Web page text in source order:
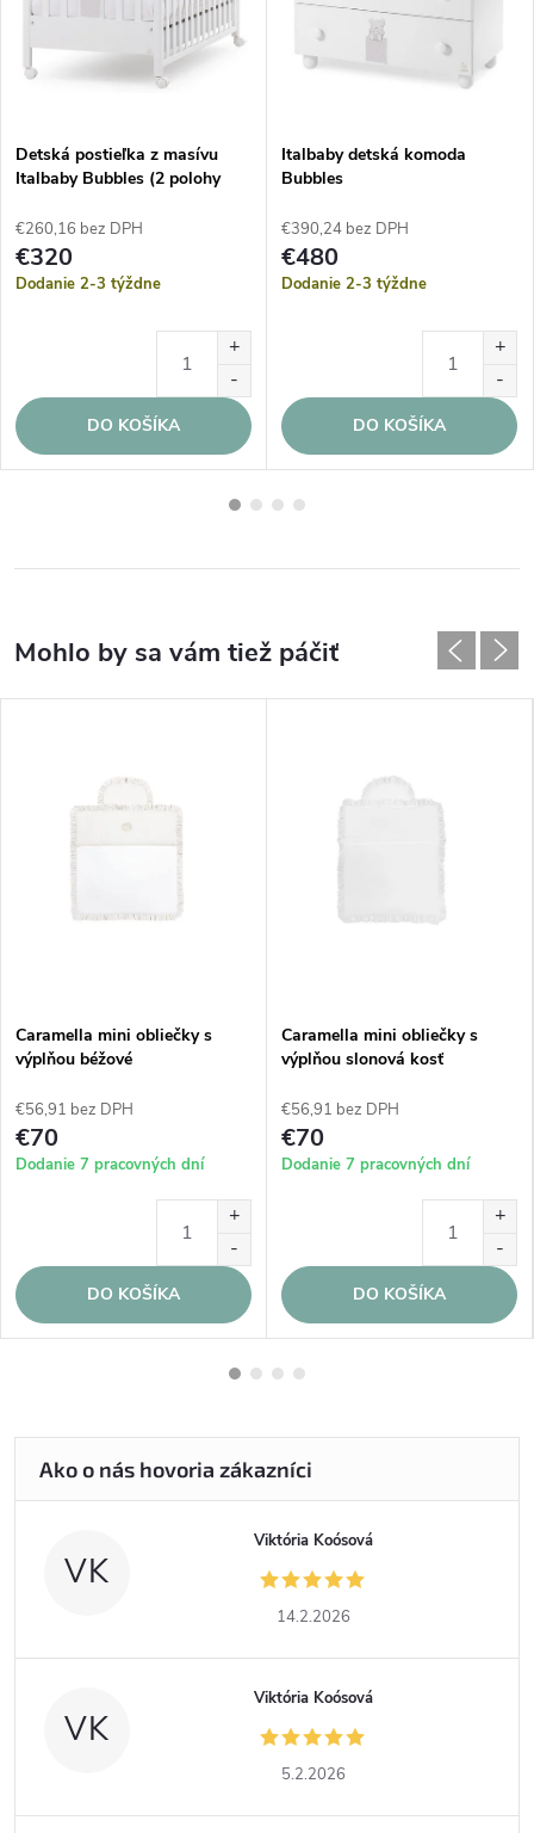
Detská postieľka z masívu
Italbaby Bubbles (2 polohy
€260,16 bez DPH
€320
Dodanie 2-3 týždne
DO KOŠÍKA
Italbaby detská komoda
Bubbles
€390,24 bez DPH
€480
Dodanie 2-3 týždne
DO KOŠÍKA
Caramella mini obliečky s
výplňou béžové
€56,91 bez DPH
€70
Dodanie 7 pracovných dní
DO KOŠÍKA
Caramella mini obliečky s
výplňou slonová kosť
€56,91 bez DPH
€70
Dodanie 7 pracovných dní
DO KOŠÍKA
VK
Viktória Koósová
14.2.2026
VK
Viktória Koósová
5.2.2026